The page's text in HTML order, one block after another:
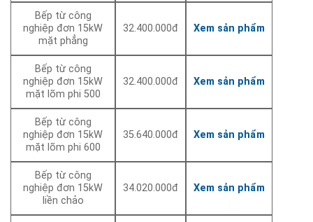
Bếp từ công
nghiệp đơn 15kW
mặt phẳng
32.400.000đ Xem sản phẩm
Bếp từ công
nghiệp đơn 15kW
mặt lõm phi 500
32.400.000đ Xem sản phẩm
Bếp từ công
nghiệp đơn 15kW
mặt lõm phi 600
35.640.000đ Xem sản phẩm
Bếp từ công
nghiệp đơn 15kW
liền chảo
34.020.000đ Xem sản phẩm